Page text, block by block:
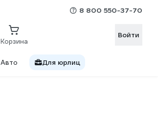
8 800 550-37-70
Корзина
Войти
Авто Для юрлиц